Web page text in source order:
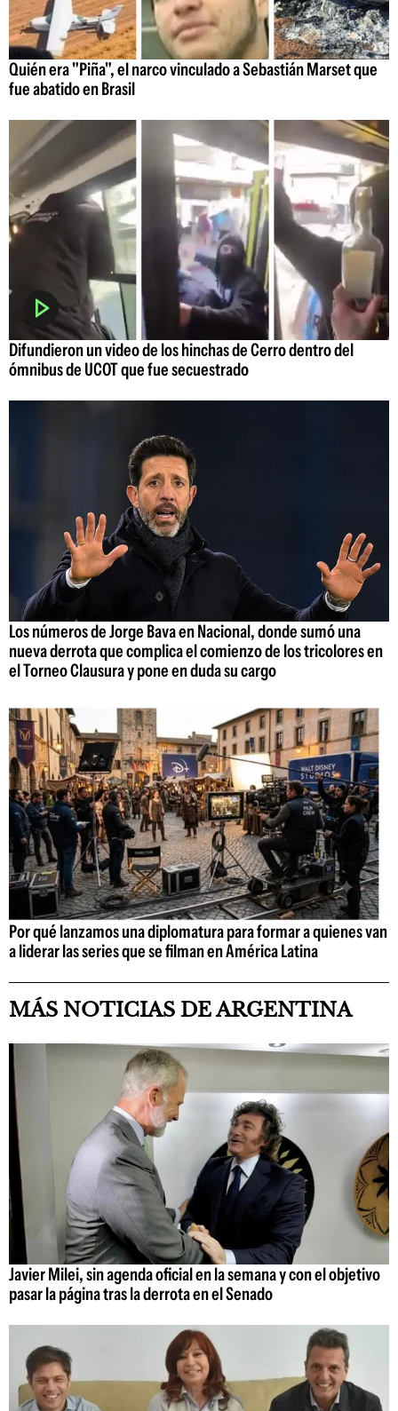
Quién era "Piña", el narco vinculado a Sebastián Marset que
fue abatido en Brasil
Difundieron un video de los hinchas de Cerro dentro del
ómnibus de UCOT que fue secuestrado
Los números de Jorge Bava en Nacional, donde sumó una
nueva derrota que complica el comienzo de los tricolores en
el Torneo Clausura y pone en duda su cargo
Por qué lanzamos una diplomatura para formar a quienes van
a liderar las series que se filman en América Latina
MÁS NOTICIAS DE ARGENTINA
Javier Milei, sin agenda oficial en la semana y con el objetivo
pasar la página tras la derrota en el Senado